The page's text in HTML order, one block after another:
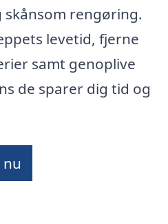
rengøring.
levetid, fjerne
samt genoplive
de sparer dig tid og